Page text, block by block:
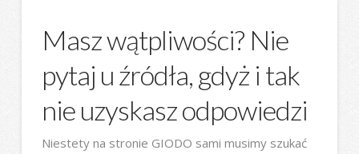
Masz wątpliwości? Nie
pytaj u źródła, gdyż i tak
nie uzyskasz odpowiedzi
Niestety na stronie GIODO sami musimy szukać